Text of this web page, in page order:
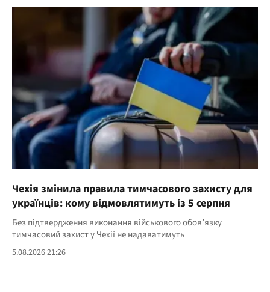
Чехія змінила правила тимчасового захисту для
українців: кому відмовлятимуть із 5 серпня
Без підтвердження виконання військового обов’язку
тимчасовий захист у Чехії не надаватимуть
5.08.2026 21:26